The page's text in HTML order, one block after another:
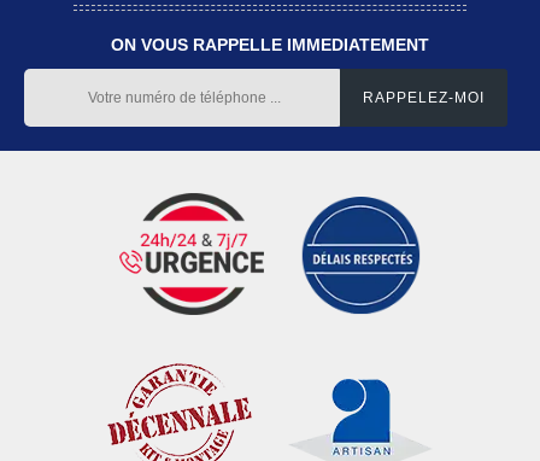
ON VOUS RAPPELLE IMMEDIATEMENT